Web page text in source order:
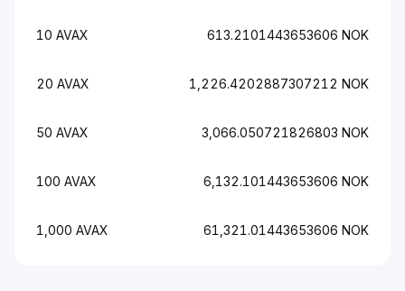
10 AVAX 613.2101443653606 NOK
20 AVAX 1,226.4202887307212 NOK
50 AVAX 3,066.050721826803 NOK
100 AVAX 6,132.101443653606 NOK
1,000 AVAX 61,321.01443653606 NOK